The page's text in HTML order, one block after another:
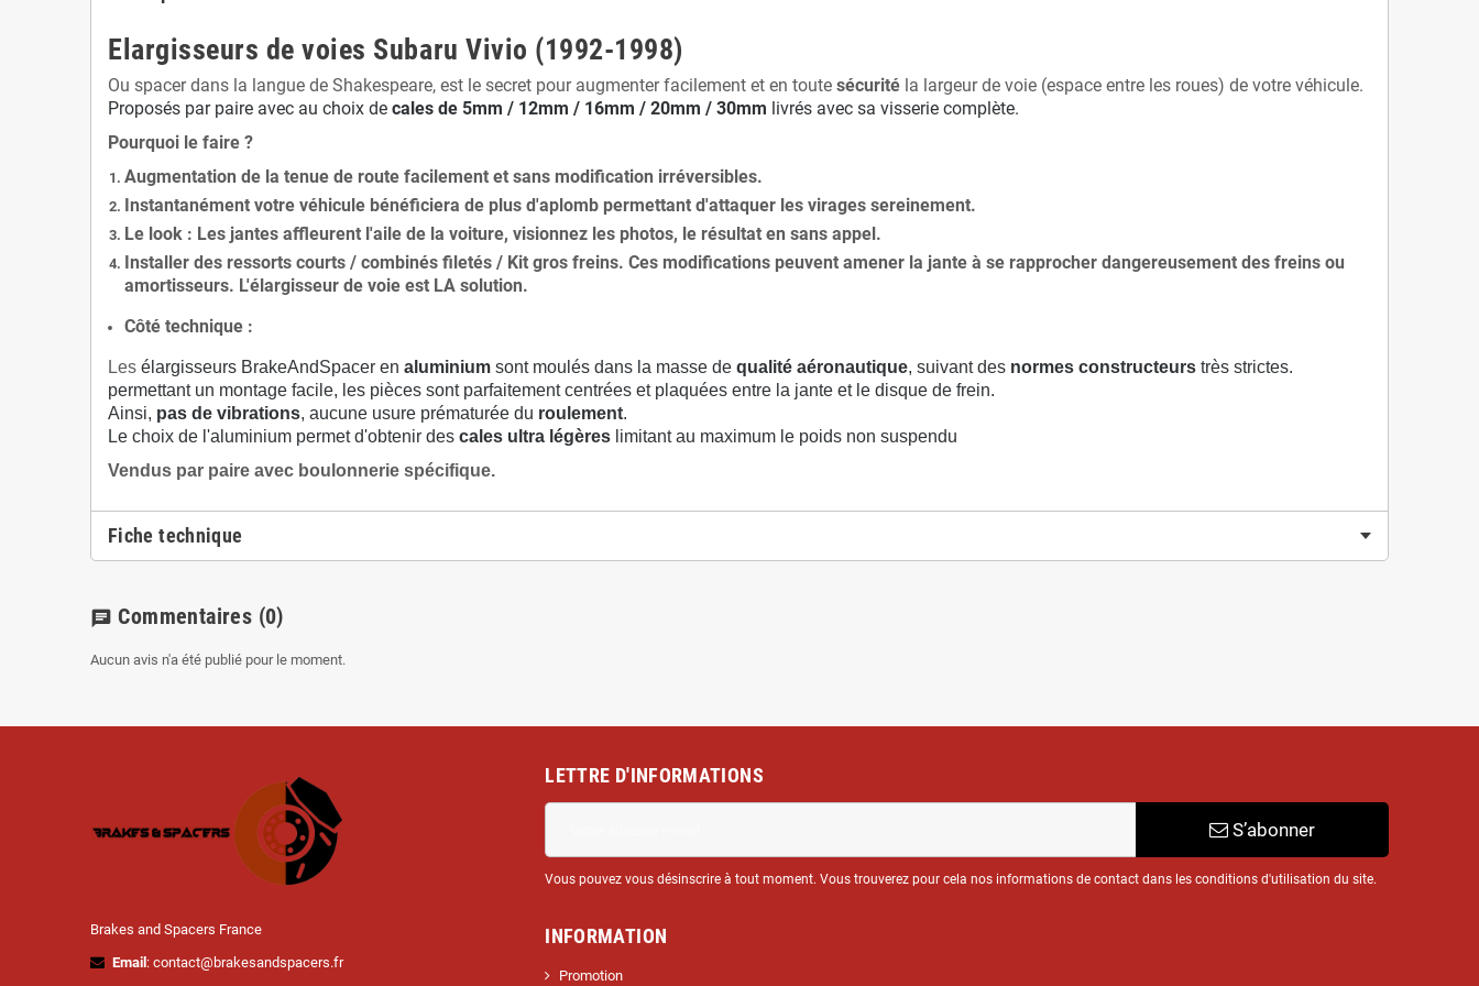
Elargisseurs de voies Subaru Vivio (1992-1998)
Ou spacer dans la langue de Shakespeare, est le secret pour augmenter facilement et en toute sécurité la largeur de voie (espace entre les roues) de votre véhicule.
Proposés par paire avec au choix de cales de 5mm / 12mm / 16mm / 20mm / 30mm livrés avec sa visserie complète.
Pourquoi le faire ?
Augmentation de la tenue de route facilement et sans modification irréversibles.
Instantanément votre véhicule bénéficiera de plus d'aplomb permettant d'attaquer les virages sereinement.
Le look : Les jantes affleurent l'aile de la voiture, visionnez les photos, le résultat en sans appel.
Installer des ressorts courts / combinés filetés / Kit gros freins. Ces modifications peuvent amener la jante à se rapprocher dangereusement des freins ou
amortisseurs. L'élargisseur de voie est LA solution.
Côté technique :
Les élargisseurs BrakeAndSpacer en aluminium sont moulés dans la masse de qualité aéronautique, suivant des normes constructeurs très strictes.
permettant un montage facile, les pièces sont parfaitement centrées et plaquées entre la jante et le disque de frein.
Ainsi, pas de vibrations, aucune usure prématurée du roulement.
Le choix de l'aluminium permet d'obtenir des cales ultra légères limitant au maximum le poids non suspendu
Vendus par paire avec boulonnerie spécifique.
Fiche technique
chat Commentaires (0)
Aucun avis n'a été publié pour le moment.
Brakes and Spacers France
Email : contact@brakesandspacers.fr
LETTRE D'INFORMATIONS
S’abonner
Vous pouvez vous désinscrire à tout moment. Vous trouverez pour cela nos informations de contact dans les conditions d'utilisation du site.
INFORMATION
Promotion